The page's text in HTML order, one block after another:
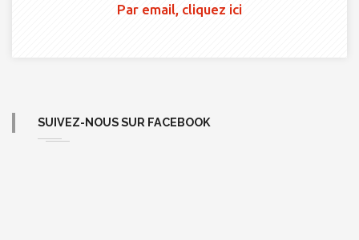
Par email, cliquez ici
SUIVEZ-NOUS SUR FACEBOOK